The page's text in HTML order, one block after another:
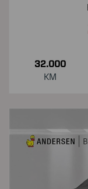
32.000
KM